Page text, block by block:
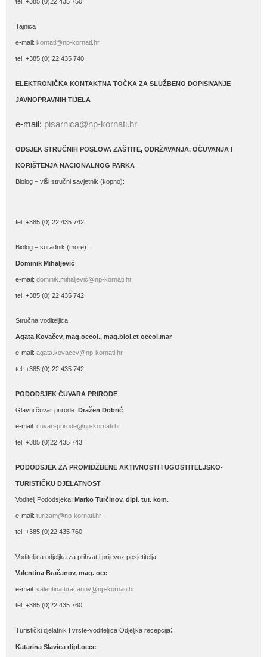
Tajnica
e-mail: kornati@np-kornati.hr
tel: +385 (0) 22 435 740
ELEKTRONIČKA KONTAKTNA TOČKA ZA SLUŽBENO DOPISIVANJE
JAVNOPRAVNIH TIJELA
e-mail: pisarnica@np-kornati.hr
ODSJEK STRUČNIH POSLOVA ZAŠTITE, ODRŽAVANJA, OČUVANJA I
KORIŠTENJA NACIONALNOG PARKA
Biolog – viši stručni savjetnik (kopno):
tel: +385 (0) 22 435 742
Biolog – suradnik (more):
Dominik Mihaljević
e-mail: dominik.mihaljevic@np-kornati.hr
tel: +385 (0) 22 435 742
Stručna voditeljica:
Agata Kovačev, mag.oecol., mag.biol.et oecol.mar
e-mail: agata.kovacev@np-kornati.hr
tel: +385 (0) 22 435 742
PODODSJEK ČUVARA PRIRODE
Glavni čuvar prirode: Dražen Dobrić
e-mail: cuvari-prirode@np-kornati.hr
tel: +385 (0)22 435 743
PODODSJEK ZA PROMIDŽBENE AKTIVNOSTI I UGOSTITELJSKO-
TURISTIČKU DJELATNOST
Voditelj Pododsjeka: Marko Turčinov, dipl. tur. kom.
e-mail: turizam@np-kornati.hr
tel: +385 (0)22 435 760
Voditeljica odjeljka za prihvat i prijevoz posjetitelja:
Valentina Bračanov, mag. oec
e-mail: valentina.bracanov@np-kornati.hr
tel: +385 (0)22 435 760
Turistički djelatnik I vrste-voditeljica Odjeljka recepcija:
Katarina Slavica dipl.oecc